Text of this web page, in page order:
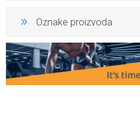
Oznake proizvoda